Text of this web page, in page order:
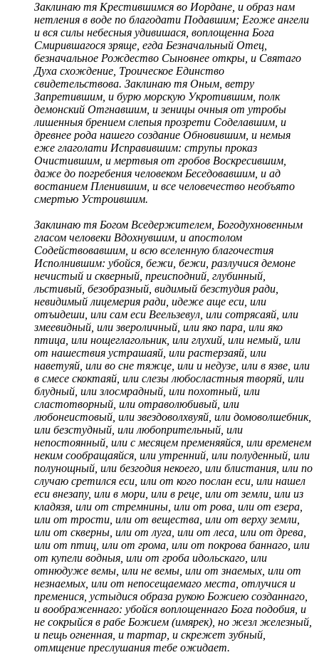
Заклинаю тя Крестившимся во Иордане, и образ нам
нетления в воде по благодати Подавшим; Егоже ангели
и вся силы небесныя удивишася, воплощенна Бога
Смирившагося зряще, егда Безначальный Отец,
безначальное Рождество Сыновнее откры, и Святаго
Духа схождение, Троическое Единство
свидетельствова. Заклинаю тя Оным, ветру
Запретившим, и бурю морскую Укротившим, полк
демонский Отгнавшим, и зеницы очныя от утробы
лишенныя брением слепыя прозрети Соделавшим, и
древнее рода нашего создание Обновившим, и немыя
еже глаголати Исправившим: струпы проказ
Очистившим, и мертвыя от гробов Воскресившим,
даже до погребения человеком Беседовавшим, и ад
востанием Пленившим, и все человечество необъято
смертью Устроившим.
Заклинаю тя Богом Вседержителем, Богодухновенным
гласом человеки Вдохнувшим, и апостолом
Содействовавшим, и всю вселенную благочестия
Исполнившим: убойся, бежи, бежи, разлучися демоне
нечистый и скверный, преисподний, глубинный,
льстивый, безобразный, видимый безстудия ради,
невидимый лицемерия ради, идеже аще ecи, или
отъидеши, или сам ecи Веельзевул, или сотрясаяй, или
змеевидный, или звероличный, или яко пара, или яко
птица, или нощеглагольник, или глухий, или немый, или
от нашествия устрашаяй, или растерзаяй, или
наветуяй, или во сне тяжце, или и недузе, или в язве, или
в смесе скоктаяй, или слезы любосластныя творяй, или
блудный, или злосмрадный, или похотный, или
сластотворный, или отраволюбивый, или
любонеистовый, или звездоволхвуяй, или домоволшебник,
или безстудный, или любопрительный, или
непостоянный, или с месяцем пременяяйся, или временем
неким сообращаяйся, или утренний, или полуденный, или
полунощный, или безгодия некоего, или блистания, или по
случаю сретился еси, или от кого послан еси, или нашел
еси внезапу, или в мори, или в реце, или от земли, или из
кладязя, или от стремнины, или от рова, или от езера,
или от трости, или от вещества, или от верху земли,
или от скверны, или от луга, или от леса, или от древа,
или от птиц, или от грома, или от покрова баннаго, или
от купели водныя, или от гроба идольскаго, или
отнюдуже вемы, или не вемы, или от знаемых, или от
незнаемых, или от непосещаемаго места, отлучися и
пременися, устыдися образа рукою Божиею созданнаго,
и воображеннаго: убойся воплощеннаго Бога подобия, и
не сокрыйся в рабе Божием (имярек), но жезл железный,
и пещь огненная, и тартар, и скрежет зубный,
отмщение преслушания тебе ожидает.